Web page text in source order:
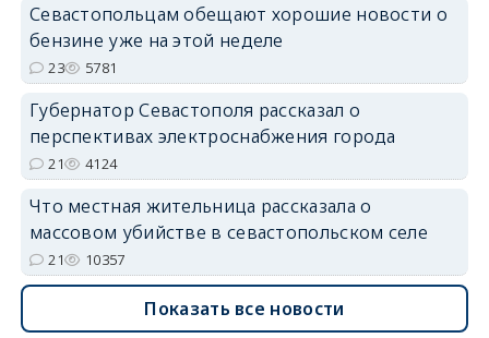
Севастопольцам обещают хорошие новости о
бензине уже на этой неделе
23 5781
Губернатор Севастополя рассказал о
перспективах электроснабжения города
21 4124
Что местная жительница рассказала о
массовом убийстве в севастопольском селе
21 10357
Показать все новости